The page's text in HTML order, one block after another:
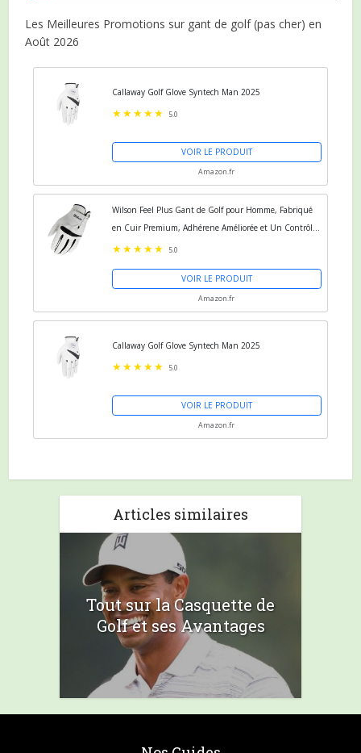
Les Meilleures Promotions sur gant de golf (pas cher) en
Août 2026
Callaway Golf Glove Syntech Man 2025
5.0
VOIR LE PRODUIT
Amazon.fr
Wilson Feel Plus Gant de Golf pour Homme, Fabriqué
en Cuir Premium, Adhérene Améliorée et Un Contrôle
Efficace de la Transpiration, Couleur :
5.0
VOIR LE PRODUIT
Amazon.fr
Callaway Golf Glove Syntech Man 2025
5.0
VOIR LE PRODUIT
Amazon.fr
Articles similaires
Tout sur la Casquette de
Golf et ses Avantages